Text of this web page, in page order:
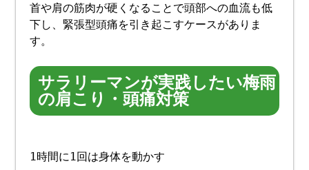
首や肩の筋肉が硬くなることで頭部への血流も低
下し、緊張型頭痛を引き起こすケースがありま
す。
サラリーマンが実践したい梅雨
の肩こり・頭痛対策
1時間に1回は身体を動かす